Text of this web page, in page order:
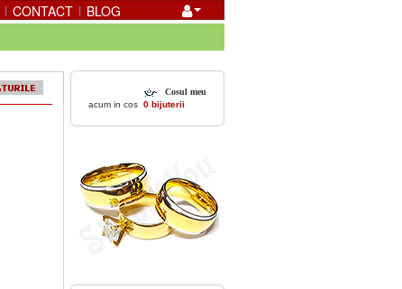
| CONTACT | BLOG
Cosul meu
acum in cos 0 bijuterii